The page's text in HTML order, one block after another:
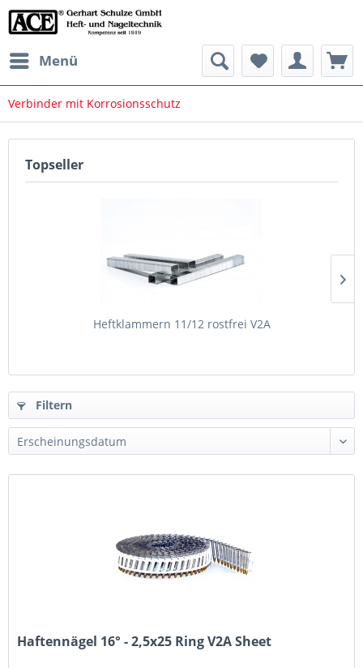
Menü
Verbinder mit Korrosionsschutz
Topseller
Heftklammern 11/12 rostfrei V2A
Filtern
Haftennägel 16° - 2,5x25 Ring V2A Sheet